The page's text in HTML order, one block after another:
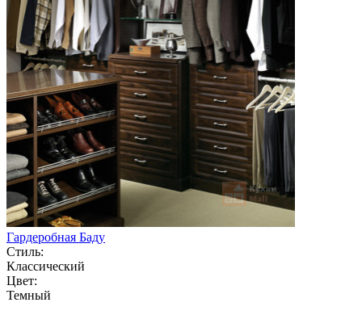
Гардеробная Баду
Стиль:
Классический
Цвет:
Темный